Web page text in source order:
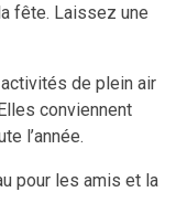
fête. Laissez une
de plein air
conviennent
l’année.
pour les amis et la